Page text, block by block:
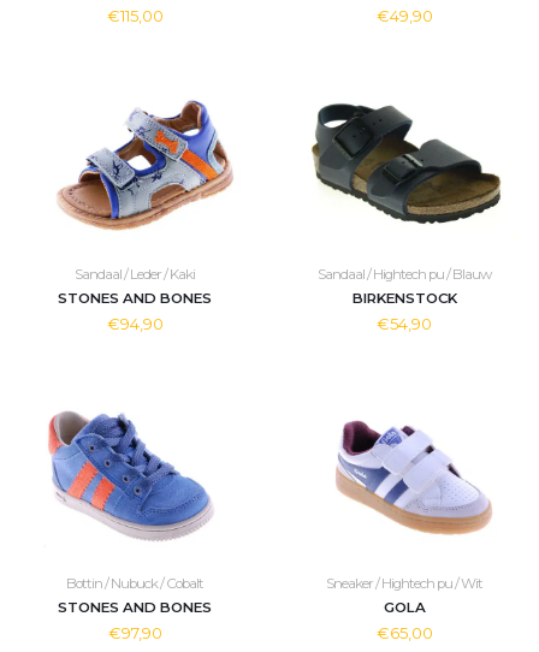
€115,00 €49,90
Sandaal / Leder / Kaki
STONES AND BONES
€94,90
Sandaal / Hightech pu / Blauw
BIRKENSTOCK
€54,90
Bottin / Nubuck / Cobalt
STONES AND BONES
€97,90
Sneaker / Hightech pu / Wit
GOLA
€65,00